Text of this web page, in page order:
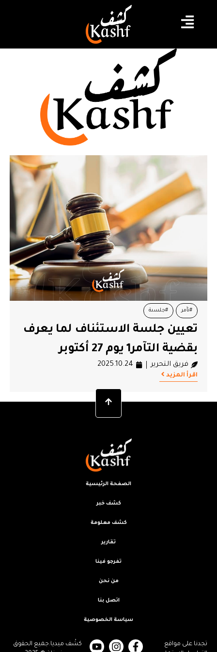
جلسىة
#تآمر #جلسىة
تعيين جلسة الاستئناف لما يعرف
بقضية التآمر1 يوم 27 أكتوبر
فريق التحرير 2025.10.24
اقرأ المزيد
تجدنا على مواقع
كشْف ميديا.جميع الحقوق
الصفحة الرئيسية
كشف خبر
كشف معلومة
تقارير
تفرجو فينا
من نحن
اتصل بنا
سياسة الخصوصية